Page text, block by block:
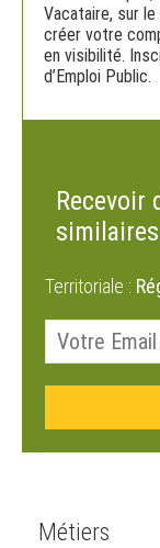
Vacataire, sur le
créer votre
en visibilité.
d’Emploi Public.
Recevoir
Territoriale :
Métiers